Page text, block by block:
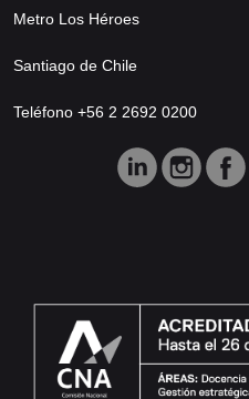
Metro Los Héroes
Santiago de Chile
Teléfono +56 2 2692 0200